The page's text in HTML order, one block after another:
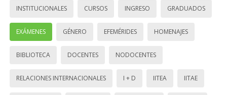
INSTITUCIONALES CURSOS INGRESO GRADUADOS
EXÁMENES GÉNERO EFEMÉRIDES HOMENAJES
BIBLIOTECA DOCENTES NODOCENTES
RELACIONES INTERNACIONALES I + D IITEA IITAE